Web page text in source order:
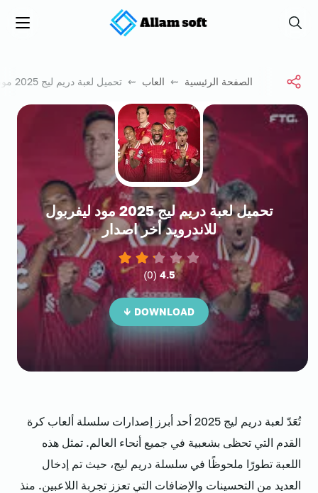
علام سوفت
الصفحة الرئيسية ⇜ العاب ⇜ تحميل لعبة دريم ليج 2025 مود ليفربول للاندرويد أخر اصدار
تحميل لعبة دريم ليج 2025 مود ليفربول
للاندرويد أخر اصدار
4.5
(
0
)
DOWNLOAD ↓
تُعَدّ لعبة دريم ليج 2025 أحد أبرز إصدارات سلسلة ألعاب كرة
القدم التي تحظى بشعبية في جميع أنحاء العالم. تمثل هذه
اللعبة تطورًا ملحوظًا في سلسلة دريم ليج، حيث تم إدخال
العديد من التحسينات والإضافات التي تعزز تجربة اللاعبين. منذ